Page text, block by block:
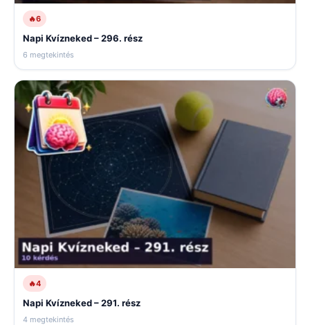
🔥6
Napi Kvízneked – 296. rész
6 megtekintés
🔥4
Napi Kvízneked – 291. rész
4 megtekintés